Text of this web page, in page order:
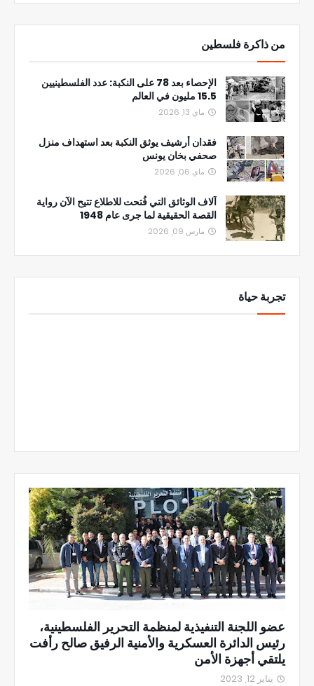
من ذاكرة فلسطين
الإحصاء بعد 78 على النكبة: عدد الفلسطينيين
15.5 مليون في العالم
ماي 13, 2026
فقدان أرشيف يوثق النكبة بعد استهداف منزل
صحفي بخان يونس
ماي 06, 2026
آلاف الوثائق التي فُتحت للاطلاع تتيح الآن رواية
القصة الحقيقية لما جرى عام 1948
مارس 09, 2026
تجربة حياة
عضو اللجنة التنفيذية لمنظمة التحرير الفلسطينية،
رئيس الدائرة العسكرية والأمنية الرفيق صالح رأفت
يلتقي أجهزة الأمن
يناير 12, 2023